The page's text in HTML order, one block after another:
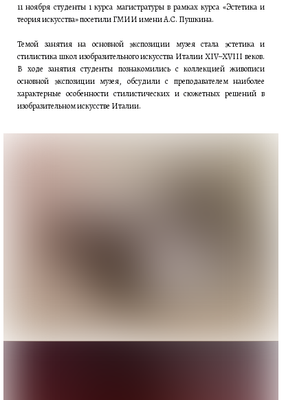
11 ноября студенты 1 курса магистратуры в рамках курса «Эстетика и
теория искусства» посетили ГМИИ имени А.С. Пушкина.
Темой занятия на основной экспозиции музея стала эстетика и
стилистика школ изобразительного искусства Италии XIV–XVIII веков.
В ходе занятия студенты познакомились с коллекцией живописи
основной экспозиции музея, обсудили с преподавателем наиболее
характерные особенности стилистических и сюжетных решений в
изобразительном искусстве Италии.